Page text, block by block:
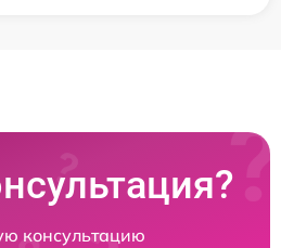
консультацию